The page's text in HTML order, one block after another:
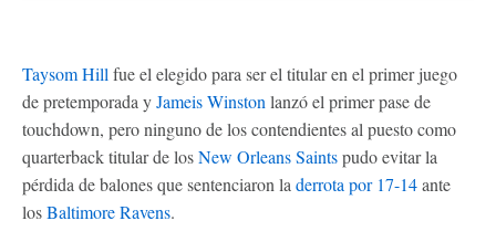
Taysom Hill fue el elegido para ser el titular en el primer juego
de pretemporada yJameis Winston lanzó el primer pase de
touchdown, pero ninguno de los contendientes al puesto como
quarterback titular de losNew Orleans Saintspudo evitar la
pérdida de balones que sentenciaron la derrota por 17-14ante
losBaltimore Ravens.